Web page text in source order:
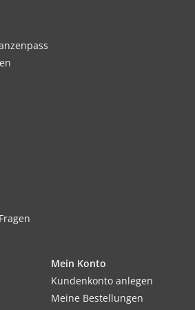
in der Reihe 30 cm. Pro Pflanzloch
in Töpfen 2 Körner pro Topf.
warmen, humosen, lockeren
und sehr viel Wasser.
und windgeschützt.
Aussaat. Erste Früchte früh
Mein Konto
Kundenkonto anlegen
Meine Bestellungen